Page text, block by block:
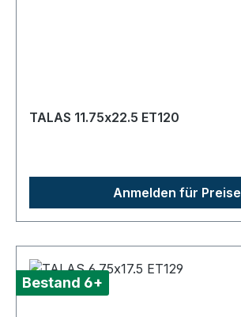
TALAS 11.75x22.5 ET120
Anmelden für Preise
Bestand 6+